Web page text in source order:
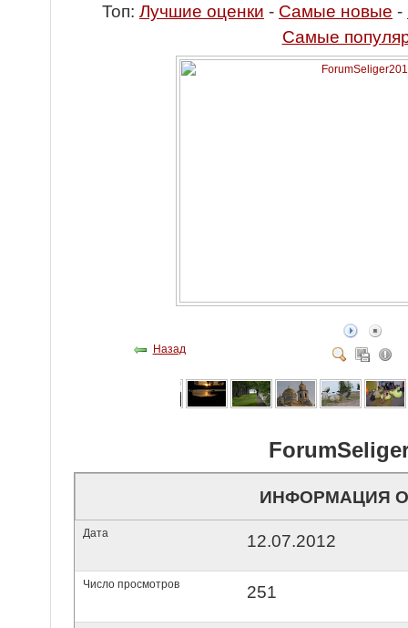
Топ: Лучшие оценки - Самые новые -
Самые
Назад
ИНФОРМАЦИЯ
Дата 12.07.2012
Число просмотров 251